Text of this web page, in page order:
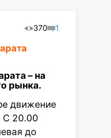
370 1
– на
рынка.
движение
С 20.00
до